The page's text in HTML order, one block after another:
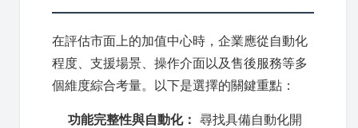
在評估市面上的加值中心時，企業應從自動化
程度、支援場景、操作介面以及售後服務等多
個維度綜合考量。以下是選擇的關鍵重點：
功能完整性與自動化： 尋找具備自動化開